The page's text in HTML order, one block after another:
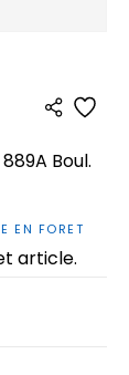
Boul.
EN FORET
article.